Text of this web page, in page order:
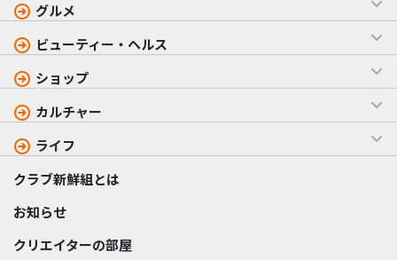
グルメ
ビューティー・ヘルス
ショップ
カルチャー
ライフ
クラブ新鮮組とは
お知らせ
クリエイターの部屋